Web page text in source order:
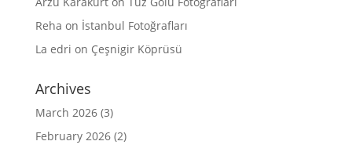
Reha on İstanbul Fotoğrafları
La edri on Çeşnigir Köprüsü
Archives
March 2026(3)
February 2026(2)